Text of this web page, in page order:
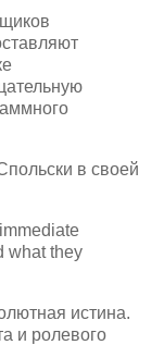
в своей
what they
истина.
и ролевого